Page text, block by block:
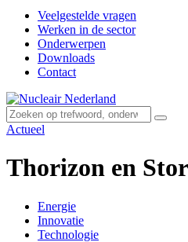
Veelgestelde vragen
Werken in de sector
Onderwerpen
Downloads
Contact
Actueel
Thorizon en
Energie
Innovatie
Technologie